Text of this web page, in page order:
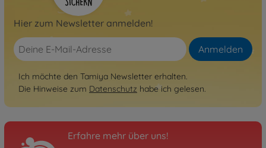
Hier zum Newsletter anmelden!
Anmelden
Ich möchte den Tamiya Newsletter erhalten.
Die Hinweise zum Datenschutz habe ich gelesen.
Erfahre mehr über uns!